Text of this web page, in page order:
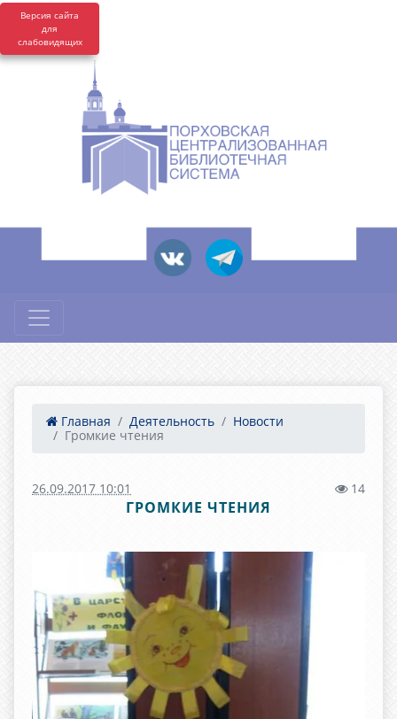
Версия сайта
для
слабовидящих
Главная Деятельность
Новости
Громкие чтения
26.09.2017 10:01 14
ГРОМКИЕ ЧТЕНИЯ